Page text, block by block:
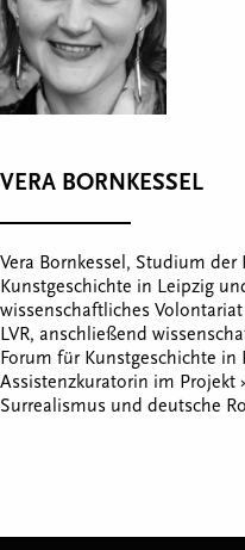
VERA BORNKESSEL
Vera Bornkessel, Studium
Kunstgeschichte in Leipzig
wissenschaftliches
LVR, anschließend
Forum für Kunstgeschichte in
Assistenzkuratorin im Projekt
Surrealismus und deutsche